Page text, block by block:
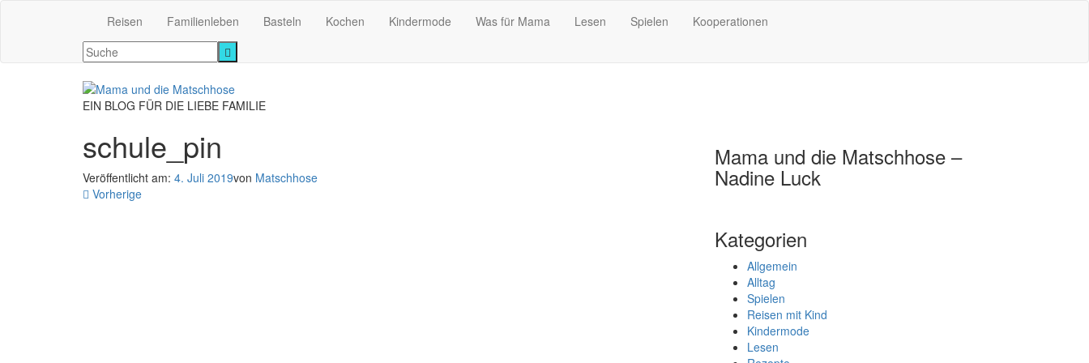
Reisen Familienleben Basteln Kochen Kindermode Was für Mama Lesen Spielen Kooperationen
EIN BLOG FÜR DIE LIEBE FAMILIE
schule_pin
Veröffentlicht am: 4. Juli 2019von Matschhose
Vorherige
Mama und die Matschhose –
Nadine Luck
Kategorien
Allgemein
Alltag
Spielen
Reisen mit Kind
Kindermode
Lesen